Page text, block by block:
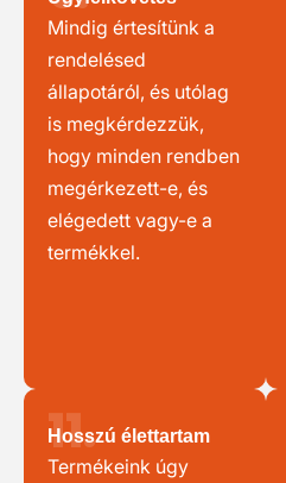
Mindig értesítünk a
rendelésed
állapotáról, és utólag
is megkérdezzük,
hogy minden rendben
megérkezett-e, és
elégedett vagy-e a
termékkel.
11.
Hosszú élettartam
Termékeink úgy